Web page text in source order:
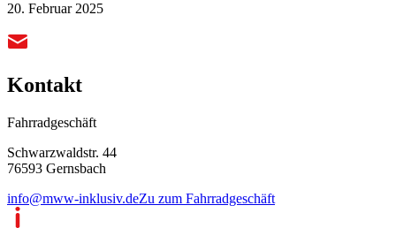
20. Februar 2025
Kontakt
Fahrradgeschäft
Schwarzwaldstr. 44
76593 Gernsbach
info@mww-inklusiv.deZu zum Fahrradgeschäft